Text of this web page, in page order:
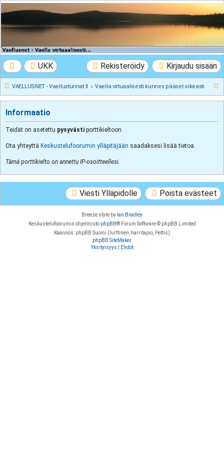
VAELLUSNET -
Vaellusturinat II
UKK Kirjaudu sisään
Rekisteröidy
VAELLUSNET - Vaellusturinat II Vaella virtuaalisesti kunnes pääset oikeasti
Informaatio
Teidät on asetettu pysyvästi porttikieltoon.
Ota yhteyttä Keskustelufoorumin ylläpitäjään saadaksesi lisää tietoa.
Tämä porttikielto on annettu IP-osoitteellesi.
Poista evästeet
Viesti Ylläpidolle
Breeze style by Ian Bradley
Keskustelufoorumin ohjelmisto phpBB® Forum Software © phpBB Limited
Käännös: phpBB Suomi (lurttinen, harritapio, Pettis)
phpBB SiteMaker
Yksityisyys
Ehdot